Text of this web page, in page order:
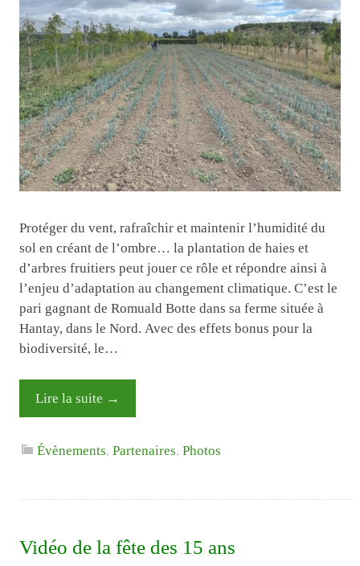
Protéger du vent, rafraîchir et maintenir l’humidité du
sol en créant de l’ombre… la plantation de haies et
d’arbres fruitiers peut jouer ce rôle et répondre ainsi à
l’enjeu d’adaptation au changement climatique. C’est le
pari gagnant de Romuald Botte dans sa ferme située à
Hantay, dans le Nord. Avec des effets bonus pour la
biodiversité, le…
Lire la suite →
Évènements,Partenaires,Photos
Vidéo de la fête des 15 ans